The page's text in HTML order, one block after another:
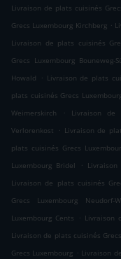
Livraison de plats cuisinés
Grecs Luxembourg Kirchberg .
Livraison de plats cuisinés
Grecs Luxembourg Bouneweg-
Howald
. Livraison de plats
plats cuisinés Grecs
Weimerskirch
.
Livraison de
Verlorenkost
. Livraison de
plats cuisinés Grecs
Luxembourg Bridel
.
Livraison de plats cuisinés
Grecs Luxembourg Neudorf-
Luxembourg Cents
. Livraison
Livraison de plats cuisinés
Grecs Luxembourg . Livraison